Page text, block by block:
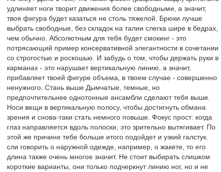
удлиняет ноги творит движения более свободными, а значит,
твоя фигура будет казаться не столь тяжелой. Брюки лучше
выбрать свободные, без складок на талии слегка шире в бедрах,
чем обычно. Абсолютным для тебя будет смокинг - это
потрясающий пример консервативной элегантности в сочетании
со строгостью и роскошью. И забудь о том, чтобы держать руки в
карманах - это нарушает вертикальную линию, а значит,
прибавляет твоей фигуре объема, в твоем случае - совершенно
ненужного. Стань выше Дымчатые, темные, но
предпочтительнее однотонные ансамбли сделают тебя выше.
Носи вещи в вертикальную полосу, чтобы достигнуть обмана
зрения и снова-таки стать немного повыше. Фокус прост: когда
глаз направляется вдоль полоски, это зрительно вытягивает. По
этой же причине тебе больше итого подойдет и узкий галстук.
сли говорить о наружной одежде, например, о жакете, то его
длина также очень многое значит. Не стоит выбирать слишком
короткие варианты, они только подчеркнут линию ног, но и не